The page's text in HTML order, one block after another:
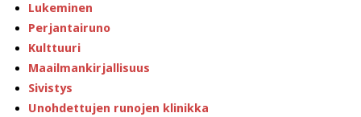
Lukeminen
Perjantairuno
Kulttuuri
Maailmankirjallisuus
Sivistys
Unohdettujen runojen klinikka